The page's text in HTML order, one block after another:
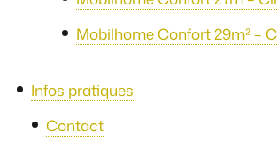
Mobilhome Confort 29m² –
Infos pratiques
Contact